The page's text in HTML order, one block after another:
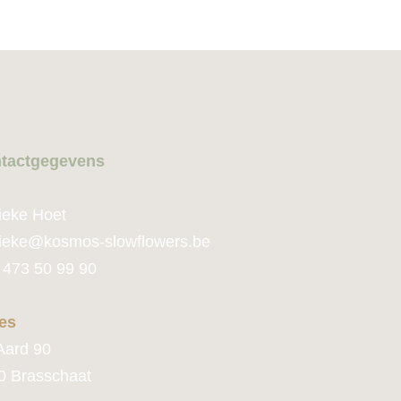
gevens
Hoet
ke@kosmos-slowflowers.be
50 99 90
90
Brasschaat